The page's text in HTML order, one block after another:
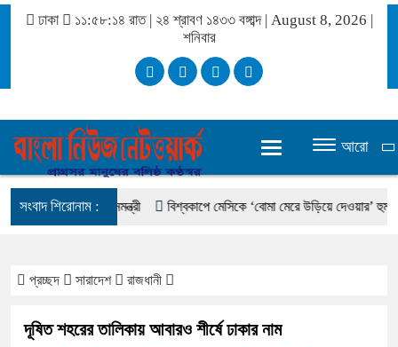
ঢাকা ১১:৫৮:১৫ রাত| ২৪ শ্রাবণ ১৪৩৩ বঙ্গাব্দ | August 8, 2026 |
শনিবার
আরো
সংবাদ শিরোনাম :
সক্রিয়: প্রধানমন্ত্রী বিশ্বকাপে মেসিকে ‘বোমা মেরে উড়িয়ে দেওয়ার’ হুমকি,
প্রচ্ছদ সারাদেশ রাজধানী
দূষিত শহরের তালিকায় আবারও শীর্ষে ঢাকার নাম